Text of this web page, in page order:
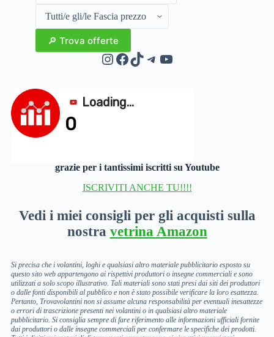
Instagram
Facebook
TikTok
Telegram
YouTube
grazie per i tantissimi iscritti su Youtube
ISCRIVITI ANCHE TU!!!!
Vedi i miei consigli per gli acquisti sulla
nostra vetrina Amazon
Si precisa che i volantini, loghi e qualsiasi altro materiale pubblicitario esposto su
questo sito web appartengono ai rispettivi produttori o insegne commerciali e sono
utilizzati a solo scopo illustrativo. Tali materiali sono stati presi dai siti dei produttori
o dalle fonti disponibili al pubblico e non è stato possibile verificare la loro esattezza.
Pertanto, Trovavolantini non si assume alcuna responsabilità per eventuali inesattezze
o errori di trascrizione presenti nei volantini o in qualsiasi altro materiale
pubblicitario. Si consiglia sempre di fare riferimento alle informazioni ufficiali fornite
dai produttori o dalle insegne commerciali per confermare le specifiche dei prodotti.